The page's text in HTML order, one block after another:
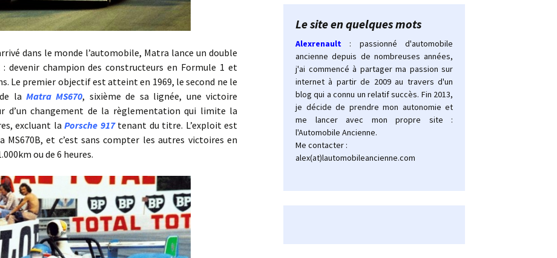
dans le monde l’automobile, Matra lance un double
devenir champion des constructeurs en Formule 1 et
Le premier objectif est atteint en 1969, le second ne le
la Matra MS670, sixième de sa lignée, une victoire
d’un changement de la règlementation qui limite la
excluant la Porsche 917tenant du titre. L’exploit est
MS670B, et c’est sans compter les autres victoires en
ou de 6 heures.
Le site en quelques mots
Alexrenault
: passionné d'automobile
ancienne depuis de nombreuses années,
j'ai commencé à partager ma passion sur
internet à partir de 2009 au travers d'un
blog qui a connu un relatif succès. Fin 2013,
je décide de prendre mon autonomie et
me lancer avec mon propre site :
l'Automobile Ancienne.
Me contacter :
alex(at)lautomobileancienne.com